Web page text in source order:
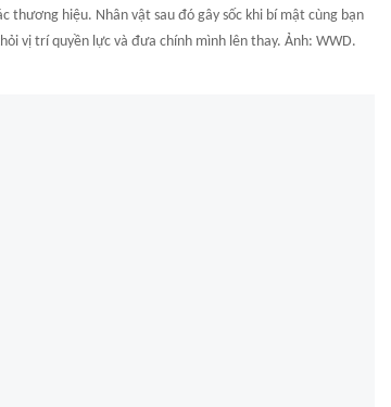
thương hiệu. Nhân vật sau đó gây sốc khi bí mật cùng bạn
vị trí quyền lực và đưa chính mình lên thay. Ảnh: WWD.